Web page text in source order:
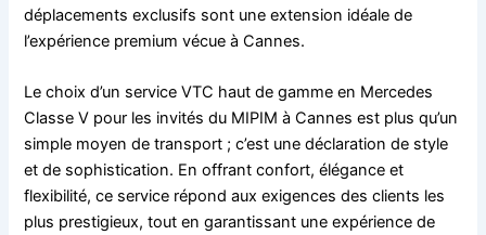
déplacements exclusifs sont une extension idéale de
l’expérience premium vécue à Cannes.
Le choix d’un service VTC haut de gamme en Mercedes
Classe V pour les invités du MIPIM à Cannes est plus qu’un
simple moyen de transport ; c’est une déclaration de style
et de sophistication. En offrant confort, élégance et
flexibilité, ce service répond aux exigences des clients les
plus prestigieux, tout en garantissant une expérience de